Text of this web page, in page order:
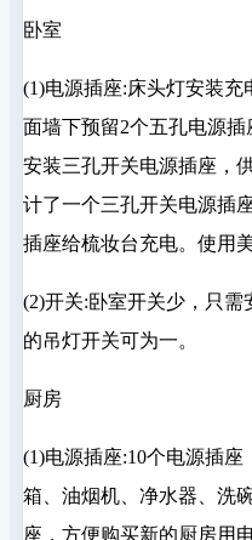
卧室
(1)电源插座:床头灯安装
面墙下预留2个五孔电源
安装三孔开关电源插座，
计了一个三孔开关电源插
插座给梳妆台充电。使用
(2)开关:卧室开关少，只需
的吊灯开关可为一。
厨房
(1)电源插座:10个电源插
箱、油烟机、净水器、洗
座，方便购买新的厨房用电